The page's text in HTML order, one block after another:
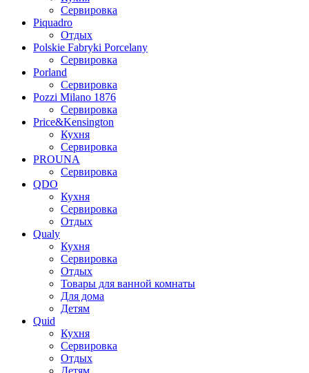
Сервировка
Piquadro
Отдых
Polskie Fabryki Porcelany
Сервировка
Porland
Сервировка
Pozzi Milano 1876
Сервировка
Price&Kensington
Кухня
Сервировка
PROUNA
Сервировка
QDO
Кухня
Сервировка
Отдых
Qualy
Кухня
Сервировка
Отдых
Товары для ванной комнаты
Для дома
Детям
Quid
Кухня
Сервировка
Отдых